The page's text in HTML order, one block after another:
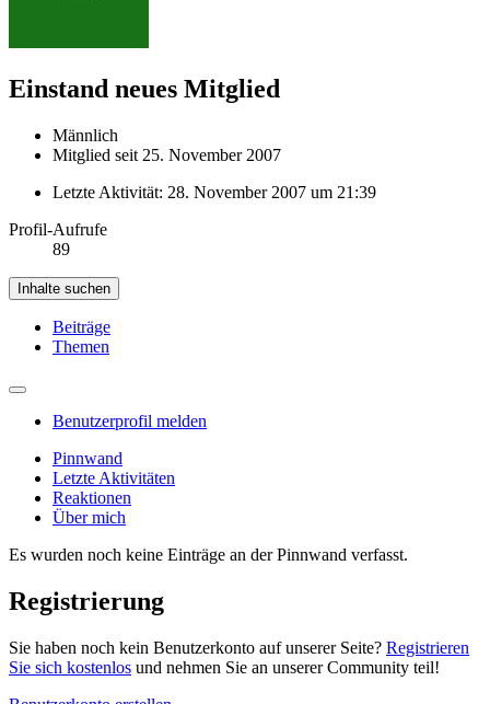
Einstand neues Mitglied
Männlich
Mitglied seit 25. November 2007
Letzte Aktivität: 28. November 2007 um 21:39
Profil-Aufrufe
89
Inhalte suchen
Beiträge
Themen
Benutzerprofil melden
Pinnwand
Letzte Aktivitäten
Reaktionen
Über mich
Es wurden noch keine Einträge an der Pinnwand verfasst.
Registrierung
Sie haben noch kein Benutzerkonto auf unserer Seite? Registrieren
Sie sich kostenlos und nehmen Sie an unserer Community teil!